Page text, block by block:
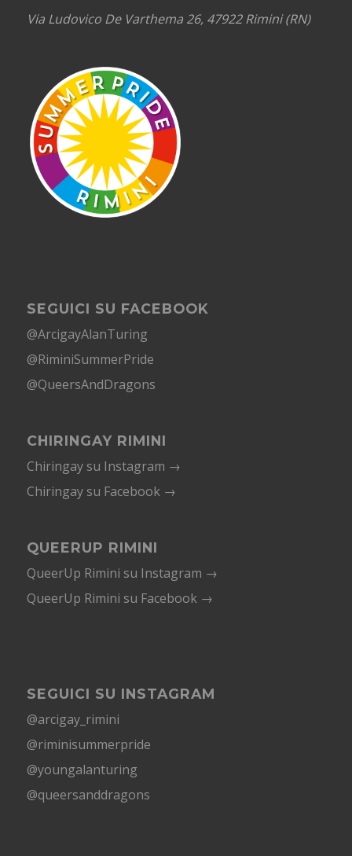
Via Ludovico De Varthema 26, 47922 Rimini (RN)
SEGUICI SU FACEBOOK
@ArcigayAlanTuring
@RiminiSummerPride
@QueersAndDragons
CHIRINGAY RIMINI
Chiringay su Instagram →
Chiringay su Facebook →
QUEERUP RIMINI
QueerUp Rimini su Instagram →
QueerUp Rimini su Facebook →
SEGUICI SU INSTAGRAM
@arcigay_rimini
@riminisummerpride
@youngalanturing
@queersanddragons